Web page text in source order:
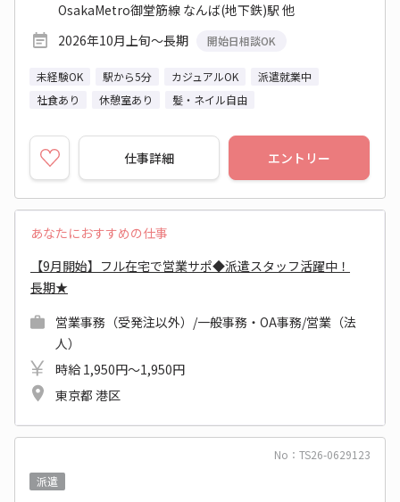
OsakaMetro御堂筋線 なんば(地下鉄)駅 他
2026年10月上旬～長期
開始日相談OK
未経験OK 駅から5分 カジュアルOK
派遣就業中
社食あり
休憩室あり 髪・ネイル自由
仕事詳細 エントリー
あなたにおすすめの仕事
【9月開始】フル在宅で営業サポ◆派遣スタッフ活躍中！
長期★
営業事務（受発注以外）/一般事務・OA事務/営業（法
人）
時給 1,950円～1,950円
東京都 港区
No：TS26-0629123
派遣